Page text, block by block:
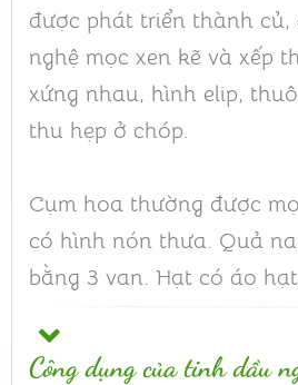
được phát triển thành củ,
nghệ mọc xen kẽ và xếp
xứng nhau, hình elip,
thu hẹp ở chóp.
Cụm hoa thường được
có hình nón thưa. Quả
bằng 3 van. Hạt có áo
Công dụng của tinh dầu